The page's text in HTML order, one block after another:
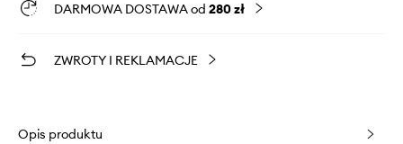
DARMOWA DOSTAWA od 280 zł
ZWROTY I REKLAMACJE
Opis produktu